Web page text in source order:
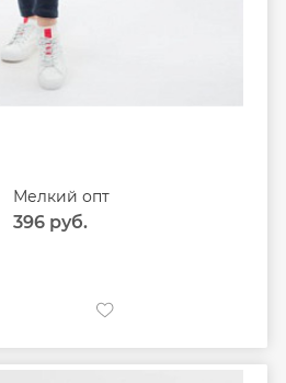
Мелкий опт
396 руб.